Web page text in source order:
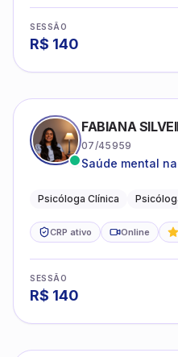
SESSÃO
R$ 140
FABIANA
07/45959
Saúde mental
Psicóloga Clínica
CRP ativo Online
SESSÃO
R$ 140